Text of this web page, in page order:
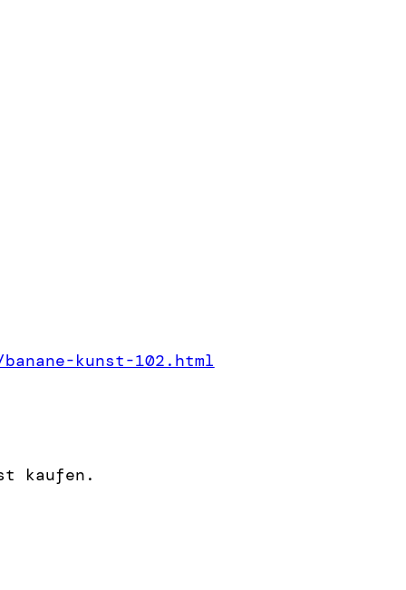
kunst-102.html
kaufen.